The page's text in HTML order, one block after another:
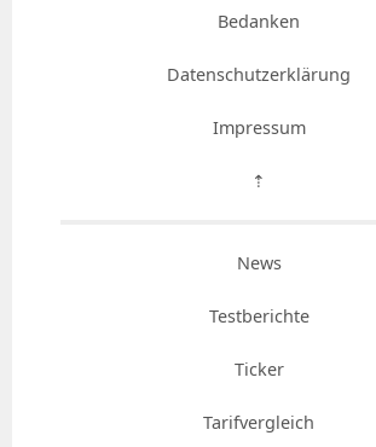
Bedanken
Datenschutzerklärung
Impressum
⇡
News
Testberichte
Ticker
Tarifvergleich